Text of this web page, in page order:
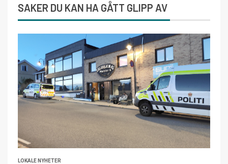
SAKER DU KAN HA GÅTT GLIPP AV
LOKALE NYHETER